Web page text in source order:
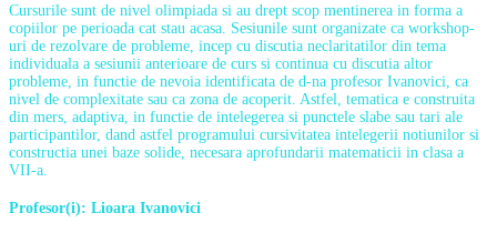
Cursurile sunt de nivel olimpiada si au drept scop mentinerea in forma a
copiilor pe perioada cat stau acasa. Sesiunile sunt organizate ca workshop-
uri de rezolvare de probleme, incep cu discutia neclaritatilor din tema
individuala a sesiunii anterioare de curs si continua cu discutia altor
probleme, in functie de nevoia identificata de d-na profesor Ivanovici, ca
nivel de complexitate sau ca zona de acoperit. Astfel, tematica e construita
din mers, adaptiva, in functie de intelegerea si punctele slabe sau tari ale
participantilor, dand astfel programului cursivitatea intelegerii notiunilor si
constructia unei baze solide, necesara aprofundarii matematicii in clasa a
VII-a.
Profesor(i): Lioara Ivanovici